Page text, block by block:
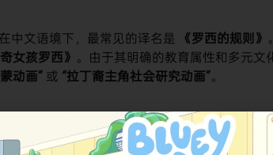
中文语境下，最常见的译名是 《罗西的规则》
奇女孩罗西》 。由于其明确的教育属性和多元文
动画” ​ 或 “拉丁裔主角社会研究动画”。